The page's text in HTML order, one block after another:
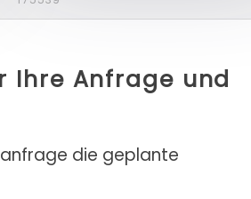
Ihre Anfrage und
die geplante